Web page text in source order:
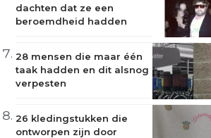
dachten dat ze een
beroemdheid hadden
28 mensen die maar één
taak hadden en dit alsnog
verpesten
26 kledingstukken die
ontworpen zijn door